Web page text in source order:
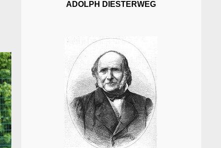
ADOLPH DIESTERWEG